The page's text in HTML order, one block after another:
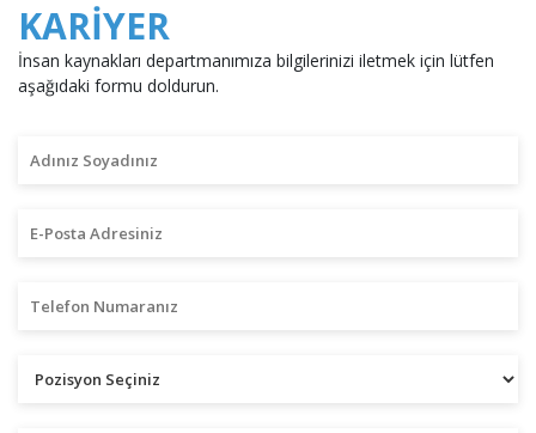
KARIYER
İnsan kaynakları departmanımıza bilgilerinizi iletmek için lütfen
aşağıdaki formu doldurun.